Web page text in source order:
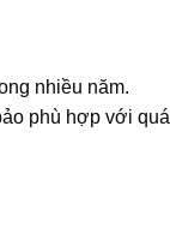
nhiều năm.
phù hợp với quá